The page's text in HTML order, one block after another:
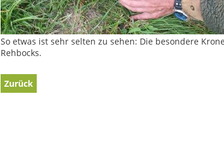
So etwas ist sehr selten zu sehen: Die besondere
Rehbocks.
Zurück